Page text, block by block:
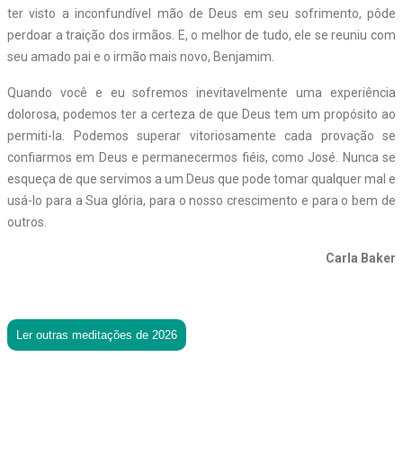
ter visto a inconfundível mão de Deus em seu sofrimento, pôde
perdoar a traição dos irmãos. E, o melhor de tudo, ele se reuniu com
seu amado pai e o irmão mais novo, Benjamim.
Quando você e eu sofremos inevitavelmente uma experiência
dolorosa, podemos ter a certeza de que Deus tem um propósito ao
permiti-la. Podemos superar vitoriosamente cada provação se
confiarmos em Deus e permanecermos fiéis, como José. Nunca se
esqueça de que servimos a um Deus que pode tomar qualquer mal e
usá-lo para a Sua glória, para o nosso crescimento e para o bem de
outros.
Carla Baker
Ler outras meditações de 2026